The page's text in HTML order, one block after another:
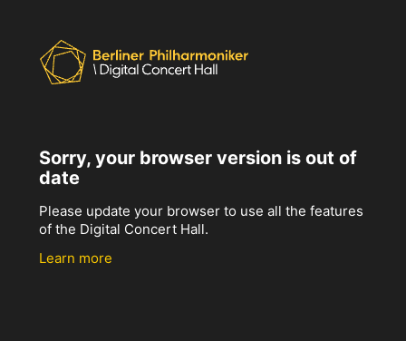
Sorry, your browser version is out of
date
Please update your browser to use all the features
of the Digital Concert Hall.
Learn more